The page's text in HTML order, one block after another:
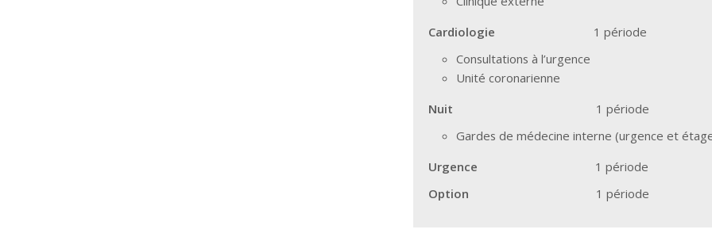
Cardiologie 1 période
Consultations à l’urgence
Unité coronarienne
Nuit 1 période
Gardes de médecine interne (urgence et
Urgence 1 période
Option 1 période